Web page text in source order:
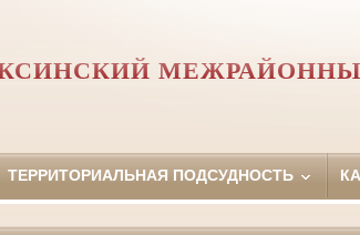
ТЕРРИТОРИАЛЬНАЯ ПОДСУДНОСТЬ